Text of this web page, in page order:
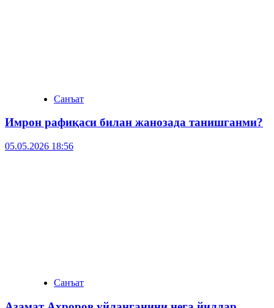
Санъат
Имрон рафиқаси билан жанозада танишганми?
05.05.2026 18:56
Санъат